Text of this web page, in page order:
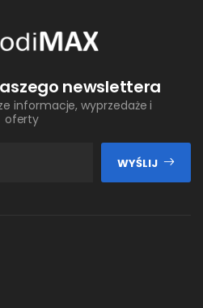
newslettera
informacje, wyprzedaże i
oferty
WYŚLIJ